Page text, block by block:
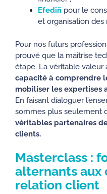
Efediñ pour le
et organisation des
Pour nos futurs
prouvé que la maîtrise
étape. La véritable valeur
capacité à comprendre
mobiliser les expertises
En faisant dialoguer
sommes plus seulement
véritables partenaires
clients.
Masterclass :
alternants aux
relation client